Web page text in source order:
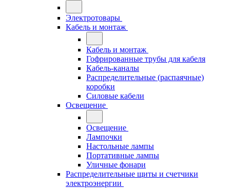
Электротовары
Кабель и монтаж
Кабель и монтаж
Гофрированные трубы для кабеля
Кабель-каналы
Распределительные (распаячные)
коробки
Силовые кабели
Освещение
Освещение
Лампочки
Настольные лампы
Портативные лампы
Уличные фонари
Распределительные щиты и счетчики
электроэнергии